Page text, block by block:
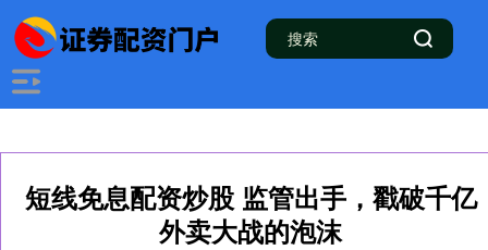
短线免息配资炒股 监管出手，戳破千亿
外卖大战的泡沫